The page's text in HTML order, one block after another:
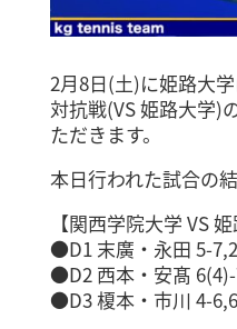
2月8日(土)に姫路大
対抗戦(VS 姫路大学)
ただきます。
本日行われた試合の
【関西学院大学 VS 姫
●D1 末廣・永田 5-
●D2 西本・安髙
●D3 榎本・市川 4-